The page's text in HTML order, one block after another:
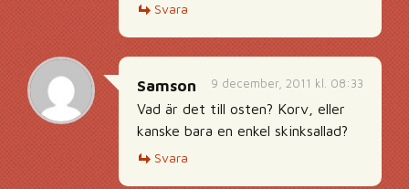
Svara
9 december, 2011 kl. 08:33
Samson
Vad är det till osten? Korv, eller
kanske bara en enkel skinksallad?
Svara